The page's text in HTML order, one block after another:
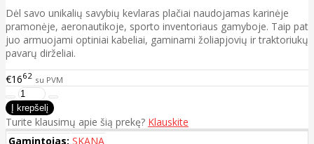
Dėl savo unikalių savybių kevlaras plačiai naudojamas karinėje
pramonėje, aeronautikoje, sporto inventoriaus gamyboje. Taip pat
juo armuojami optiniai kabeliai, gaminami žoliapjovių ir traktoriukų
pavarų dirželiai.
€1662 su PVM
Turite klausimų apie šią prekę? Klauskite
Gamintojas: SKANA